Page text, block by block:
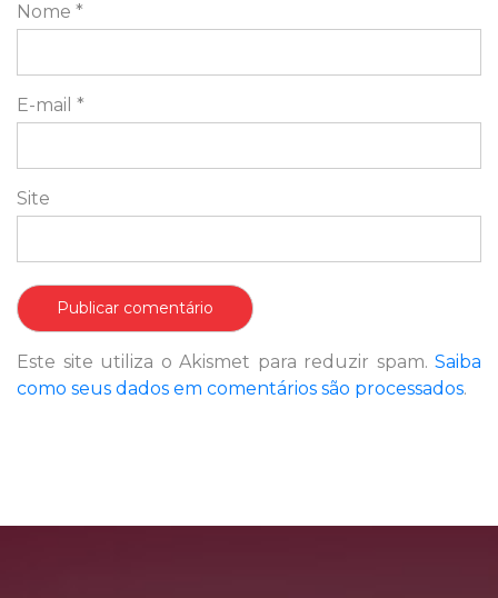
Nome *
E-mail *
Site
Este site utiliza o Akismet para reduzir spam. Saiba
como seus dados em comentários são processados.